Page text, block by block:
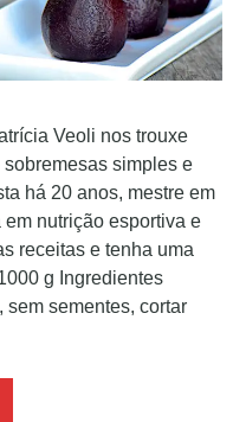
Veoli nos trouxe
simples e
há 20 anos, mestre em
nutrição esportiva e
receitas e tenha uma
g Ingredientes
sem sementes, cortar